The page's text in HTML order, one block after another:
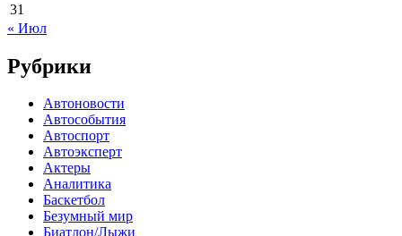
31
« Июл
Рубрики
Автоновости
Автособытия
Автоспорт
Автоэксперт
Актеры
Аналитика
Баскетбол
Безумный мир
Биатлон/Лыжи